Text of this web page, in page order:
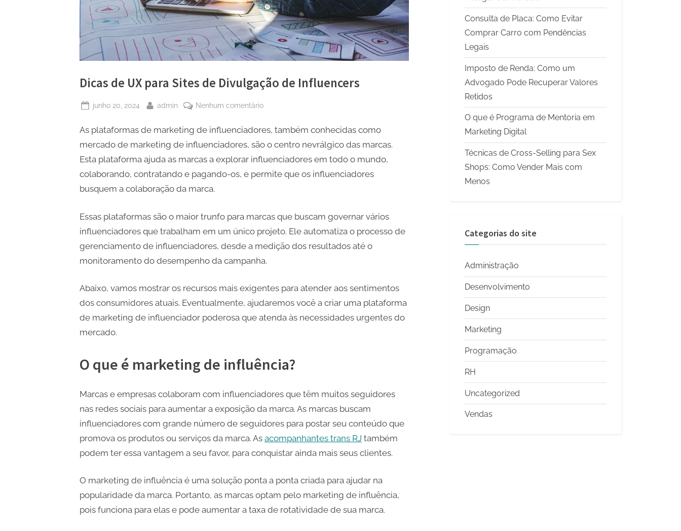
Dicas de UX para Sites de Divulgação de Influencers
Posted
junho 20, 2024 By
admin Nenhum comentárioem
de
UX
Influencers
As plataformas de marketing de influenciadores, também conhecidas como
mercado de marketing de influenciadores, são o centro nevrálgico das marcas.
Esta plataforma ajuda as marcas a explorar influenciadores em todo o mundo,
colaborando, contratando e pagando-os, e permite que os influenciadores
busquem a colaboração da marca.
Essas plataformas são o maior trunfo para marcas que buscam governar vários
influenciadores que trabalham em um único projeto. Ele automatiza o processo de
gerenciamento de influenciadores, desde a medição dos resultados até o
monitoramento do desempenho da campanha.
Abaixo, vamos mostrar os recursos mais exigentes para atender aos sentimentos
dos consumidores atuais. Eventualmente, ajudaremos você a criar uma plataforma
de marketing de influenciador poderosa que atenda às necessidades urgentes do
mercado.
O que é marketing de influência?
Marcas e empresas colaboram com influenciadores que têm muitos seguidores
nas redes sociais para aumentar a exposição da marca. As marcas buscam
influenciadores com grande número de seguidores para postar seu conteúdo que
promova os produtos ou serviços da marca. As acompanhantes trans RJ também
podem ter essa vantagem a seu favor, para conquistar ainda mais seus clientes.
O marketing de influência é uma solução ponta a ponta criada para ajudar na
popularidade da marca. Portanto, as marcas optam pelo marketing de influência,
pois funciona para elas e pode aumentar a taxa de rotatividade de sua marca.
Consulta de Placa: Como Evitar
Comprar Carro com Pendências
Legais
Imposto de Renda: Como um
Advogado Pode Recuperar Valores
Retidos
O que é Programa de Mentoria em
Marketing Digital
Técnicas de Cross-Selling para Sex
Shops: Como Vender Mais com
Menos
Categorias do site
Administração
Desenvolvimento
Design
Marketing
Programação
RH
Uncategorized
Vendas